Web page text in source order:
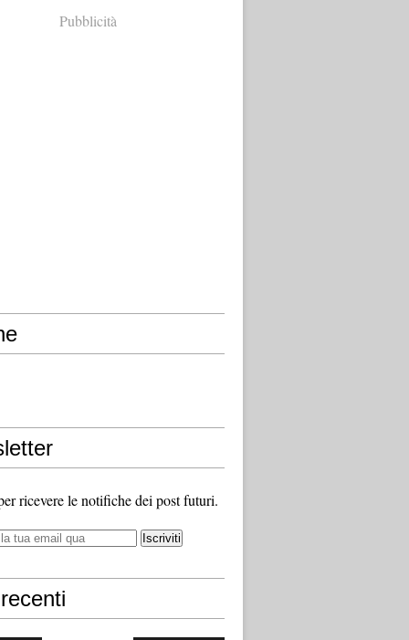
Pubblicità
ricevere le notifiche dei post futuri.